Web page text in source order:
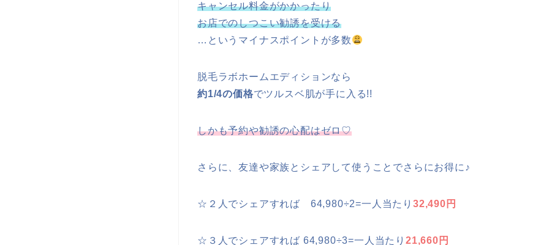
キャンセル料金がかかったり
お店でのしつこい勧誘を受ける
…というマイナスポイントが多数
脱毛ラボホームエディションなら
約1/4の価格でツルスベ肌が手に入る!!
しかも予約や勧誘の心配はゼロ♡
さらに、友達や家族とシェアして使うことでさらにお得に♪
☆２人でシェアすれば 64,980÷2=一人当たり 32,490円
☆３人でシェアすれば 64,980÷3=一人当たり 21,660円